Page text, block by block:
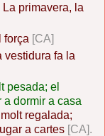
La primavera, la
força [CA]
vestidura fa la
pesada; el
dormir a casa
regalada;
a cartes [CA].